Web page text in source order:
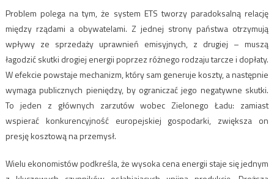
Problem polega na tym, że system ETS tworzy paradoksalną relację
między rządami a obywatelami. Z jednej strony państwa otrzymują
wpływy ze sprzedaży uprawnień emisyjnych, z drugiej – muszą
łagodzić skutki drogiej energii poprzez różnego rodzaju tarcze i dopłaty.
W efekcie powstaje mechanizm, który sam generuje koszty, a następnie
wymaga publicznych pieniędzy, by ograniczać jego negatywne skutki.
To jeden z głównych zarzutów wobec Zielonego Ładu: zamiast
wspierać konkurencyjność europejskiej gospodarki, zwiększa on
presję kosztową na przemysł.
Wielu ekonomistów podkreśla, że wysoka cena energii staje się jednym